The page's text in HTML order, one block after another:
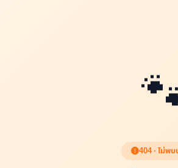
404 · ไม่พ